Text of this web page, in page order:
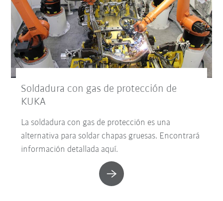
Soldadura con gas de protección de
KUKA
La soldadura con gas de protección es una
alternativa para soldar chapas gruesas. Encontrará
información detallada aquí.